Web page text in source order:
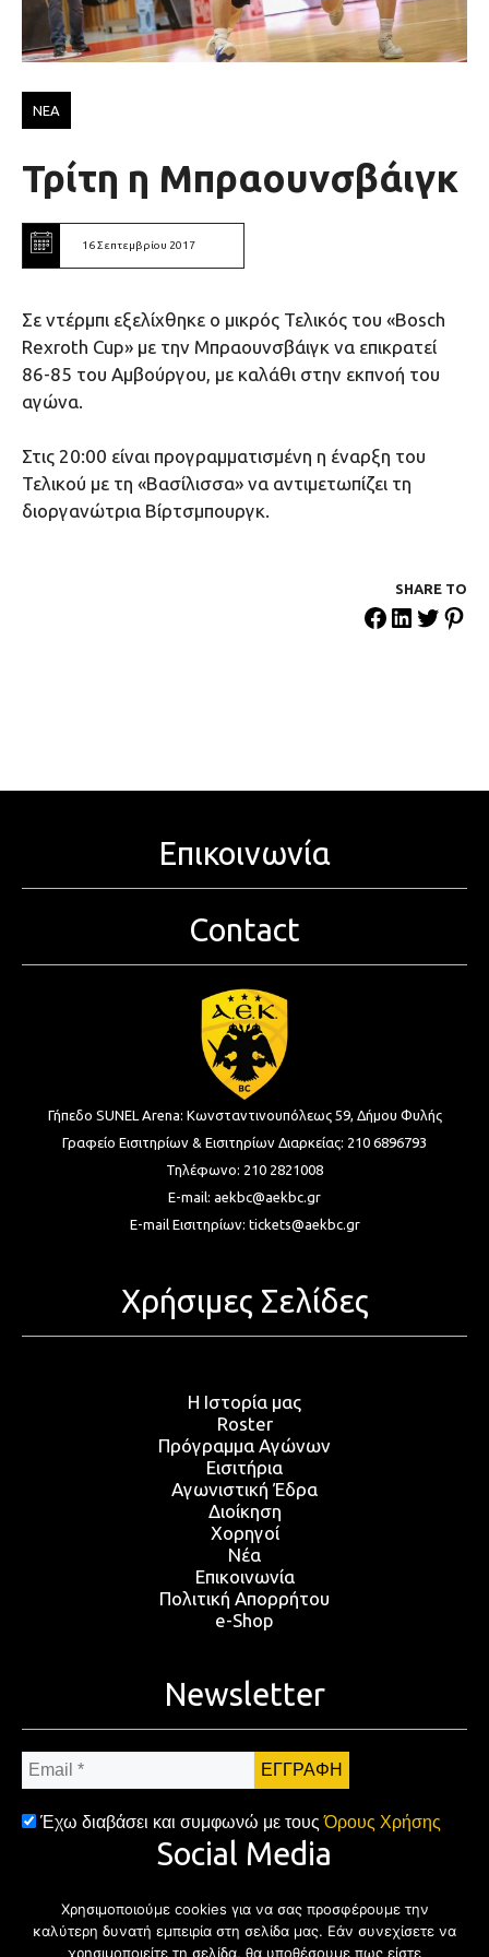
ΝΕΑ
Τρίτη η Μπραουνσβάιγκ
16 Σεπτεμβρίου 2017
Σε ντέρμπι εξελίχθηκε ο μικρός Τελικός του «Bosch
Rexroth Cup» με την Μπραουνσβάιγκ να επικρατεί
86-85 του Αμβούργου, με καλάθι στην εκπνοή του
αγώνα.
Στις 20:00 είναι προγραμματισμένη η έναρξη του
Τελικού με τη «Βασίλισσα» να αντιμετωπίζει τη
διοργανώτρια Βίρτσμπουργκ.
SHARE ΤΟ
Επικοινωνία
Contact
Γήπεδο SUNEL Arena: Κωνσταντινουπόλεως 59, Δήμου Φυλής
Γραφείο Εισιτηρίων & Εισιτηρίων Διαρκείας: 210 6896793
Τηλέφωνο: 210 2821008
E-mail: aekbc@aekbc.gr
E-mail Εισιτηρίων: tickets@aekbc.gr
Χρήσιμες Σελίδες
Η Ιστορία μας
Roster
Πρόγραμμα Αγώνων
Εισιτήρια
Αγωνιστική Έδρα
Διοίκηση
Χορηγοί
Νέα
Επικοινωνία
Πολιτική Απορρήτου
e-Shop
Newsletter
Email
*
Έχω διαβάσει και συμφωνώ με τουςΌρους Χρήσης
Social Media
FacebookTwitter Instagram
Χρησιμοποιούμε cookies για να σας προσφέρουμε την
καλύτερη δυνατή εμπειρία στη σελίδα μας. Εάν συνεχίσετε να
χρησιμοποιείτε τη σελίδα, θα υποθέσουμε πως είστε